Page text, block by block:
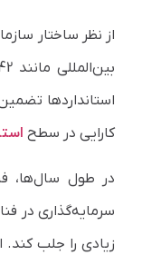
از نظر ساختار
استانداردها
کارایی در سطح
در طول سال‌ها،
سرمایه‌گذاری در
زیادی را جلب کند.